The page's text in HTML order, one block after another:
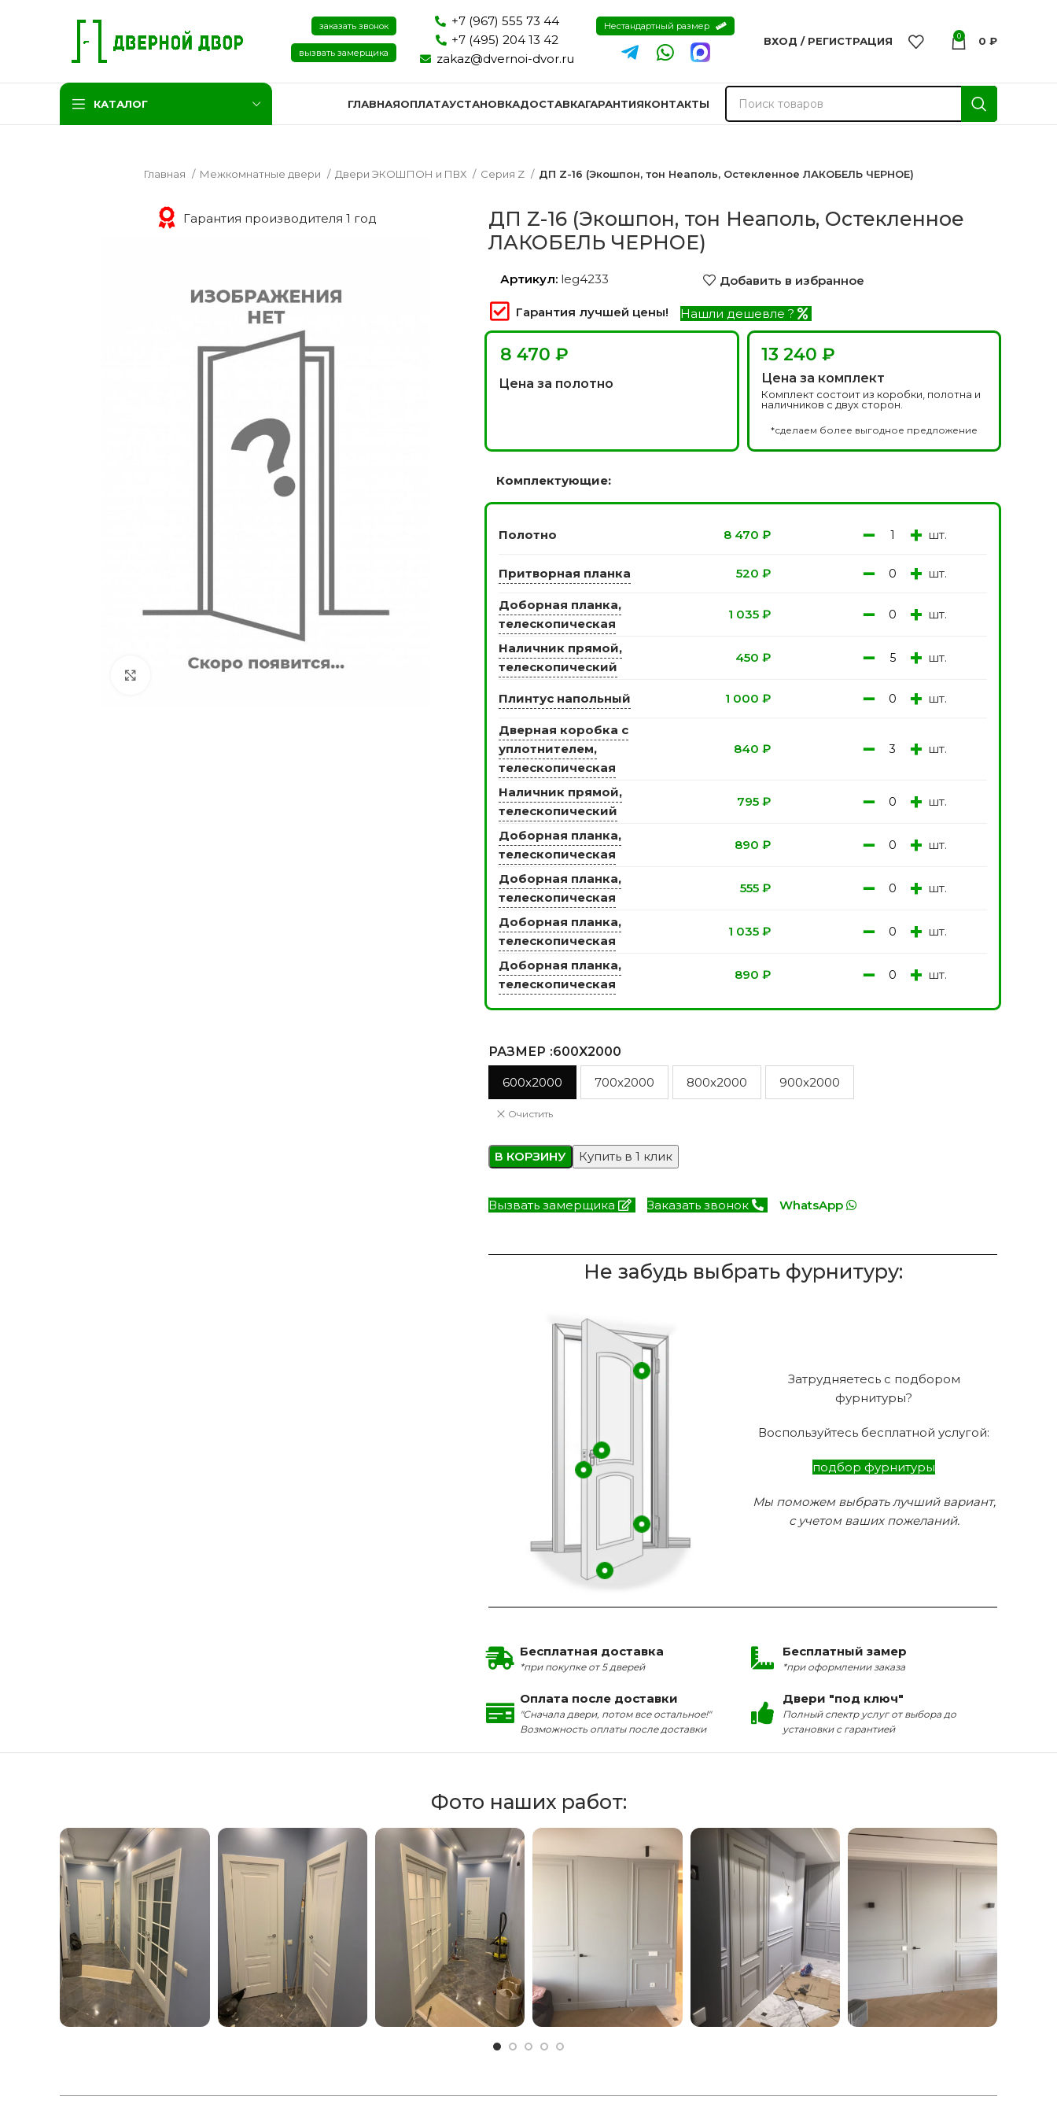
заказать звонок
вызвать замерщика
+7 (967) 555 73 44
+7 (495) 204 13 42
zakaz@dvernoi-dvor.ru
Нестандартный размер
ВХОД / РЕГИСТРАЦИЯ 0 0 ₽
КАТАЛОГ
2744 моделей
Двери Invisible
Белоруссия фабрика
1640 моделей
Двери из массива РФ
4 модели
Двери шпонированые Двери Эмаль с
Двери SOFT TOUCH
8 моделей
ГЛАВНАЯОПЛАТАУСТАНОВКАДОСТАВКАГАРАНТИЯКОНТАКТЫ
Главная Межкомнатные двери Двери ЭКОШПОН и ПВХ Серия Z ДП Z-16 (Экошпон, тон Неаполь, Остекленное ЛАКОБЕЛЬ ЧЕРНОЕ)
Гарантия производителя 1 год
Нажмите, чтобы увеличить
ДП Z-16 (Экошпон, тон Неаполь, Остекленное
ЛАКОБЕЛЬ ЧЕРНОЕ)
Артикул: leg4233 Добавить в избранное
Гарантия лучшей цены! Нашли дешевле ?
₽
Цена за полотно
13 240 ₽
Цена за комплект
Комплект состоит из коробки, полотна и
наличников с двух сторон.
*сделаем более выгодное предложение
Комплектующие:
Полотно 8 470 ₽ − + шт.
Притворная планка 520 ₽ − + шт.
Доборная планка,
телескопическая
1 035 ₽ − + шт.
Наличник прямой,
телескопический
450 ₽ − + шт.
Плинтус напольный 1 000 ₽ − + шт.
Дверная коробка с
уплотнителем,
телескопическая
840 ₽ − + шт.
Наличник прямой,
телескопический
795 ₽ − + шт.
Доборная планка,
телескопическая
890 ₽ − + шт.
Доборная планка,
телескопическая
555 ₽ − + шт.
Доборная планка,
телескопическая
1 035 ₽ − + шт.
Доборная планка,
телескопическая
890 ₽ − + шт.
РАЗМЕР :600X2000
600x2000 700x2000 800x2000 900x2000
Очистить
В КОРЗИНУ Купить в 1 клик
Вызвать замерщика Заказать звонок WhatsApp
Не забудь выбрать фурнитуру:
Затрудняетесь с подбором
фурнитуры?
Воспользуйтесь бесплатной услугой:
подбор фурнитуры
Мы поможем выбрать лучший вариант,
с учетом ваших пожеланий.
Бесплатная доставка
*при покупке от 5 дверей
Оплата после доставки
"Сначала двери, потом все остальное!"
Возможность оплаты после доставки
Бесплатный замер
*при оформлении заказа
Двери "под ключ"
Полный спектр услуг от выбора до
установки с гарантией
Фото наших работ: